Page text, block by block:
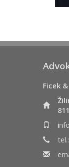
Ficek
tel.: